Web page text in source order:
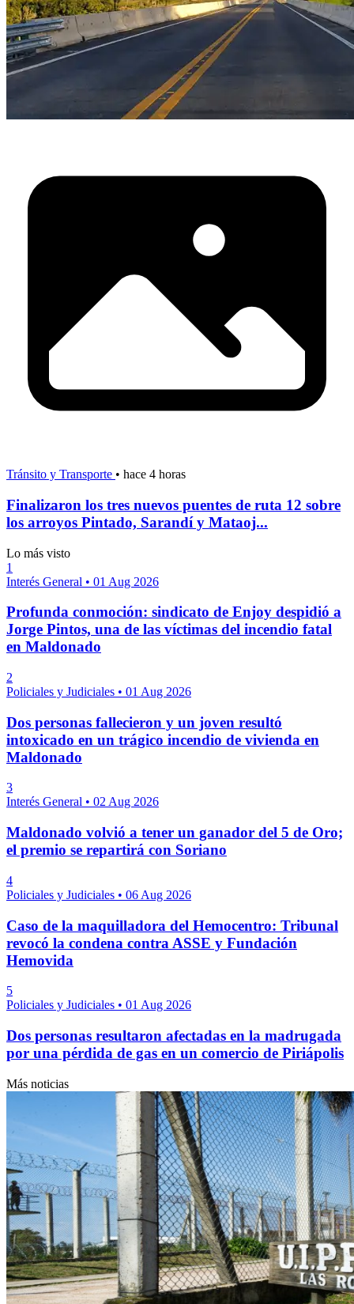
Tránsito y Transporte • hace 4 horas
Finalizaron los tres nuevos puentes de ruta 12 sobre
los arroyos Pintado, Sarandí y Mataoj...
Lo más visto
1
Interés General • 01 Aug 2026
Profunda conmoción: sindicato de Enjoy despidió a
Jorge Pintos, una de las víctimas del incendio fatal
en Maldonado
2
Policiales y Judiciales • 01 Aug 2026
Dos personas fallecieron y un joven resultó
intoxicado en un trágico incendio de vivienda en
Maldonado
3
Interés General • 02 Aug 2026
Maldonado volvió a tener un ganador del 5 de Oro;
el premio se repartirá con Soriano
4
Policiales y Judiciales • 06 Aug 2026
Caso de la maquilladora del Hemocentro: Tribunal
revocó la condena contra ASSE y Fundación
Hemovida
5
Policiales y Judiciales • 01 Aug 2026
Dos personas resultaron afectadas en la madrugada
por una pérdida de gas en un comercio de Piriápolis
Más noticias